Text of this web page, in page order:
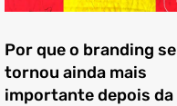
Por que o branding se
tornou ainda mais
importante depois da